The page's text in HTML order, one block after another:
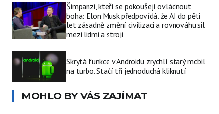
Šimpanzi, kteří se pokoušejí ovládnout
boha: Elon Musk předpovídá, že AI do pěti
let zásadně změní civilizaci a rovnováhu sil
mezi lidmi a stroji
Skrytá funkce v Androidu zrychlí starý mobil
na turbo. Stačí tři jednoduchá kliknutí
MOHLO BY VÁS ZAJÍMAT